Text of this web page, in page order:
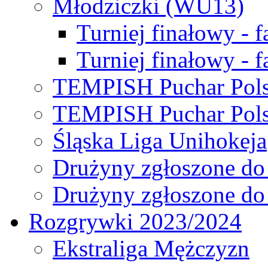
Młodziczki (WU13)
Turniej finałowy -
Turniej finałowy -
TEMPISH Puchar
TEMPISH Puchar
Śląska Liga Unihokeja
Drużyny zgłoszone
Drużyny zgłoszone
Rozgrywki 2023/2024
Ekstraliga Mężczyzn